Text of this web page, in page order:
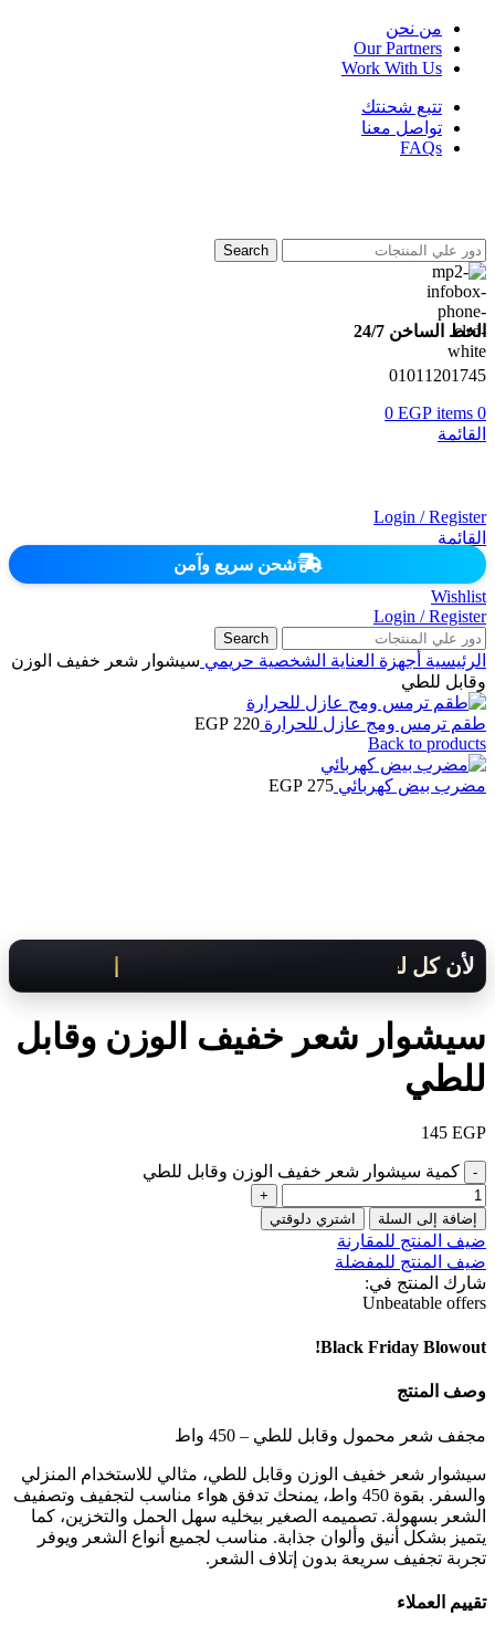
من نحن
Our Partners
Work With Us
تتبع شحنتك
تواصل معنا
FAQs
Search
الخط الساخن 24/7
01011201745
0
items
0 EGP
القائمة
Login / Register
القائمة
شحن سريع وآمن
Wishlist
Login / Register
Search
الرئيسية أجهزة العناية الشخصية حريمي سيشوار شعر خفيف الوزن
وقابل للطي
طقم ترمس ومج عازل للحرارة 220
EGP
Back to products
مضرب بيض كهربائي 275
EGP
لأن كل لحظة مهمة .. هنوصلك بسرعة!
سيشوار شعر خفيف الوزن وقابل
للطي
145 EGP
كمية سيشوار شعر خفيف الوزن وقابل للطي
إضافة إلى السلة اشتري دلوقتي
ضيف المنتج للمقارنة
ضيف المنتج للمفضلة
شارك المنتج في:
Unbeatable offers
Black Friday Blowout!
وصف المنتج
مجفف شعر محمول وقابل للطي – 450 واط
سيشوار شعر خفيف الوزن وقابل للطي، مثالي للاستخدام المنزلي
والسفر. بقوة 450 واط، يمنحك تدفق هواء مناسب لتجفيف وتصفيف
الشعر بسهولة. تصميمه الصغير بيخليه سهل الحمل والتخزين، كما
يتميز بشكل أنيق وألوان جذابة. مناسب لجميع أنواع الشعر ويوفر
تجربة تجفيف سريعة بدون إتلاف الشعر.
تقييم العملاء